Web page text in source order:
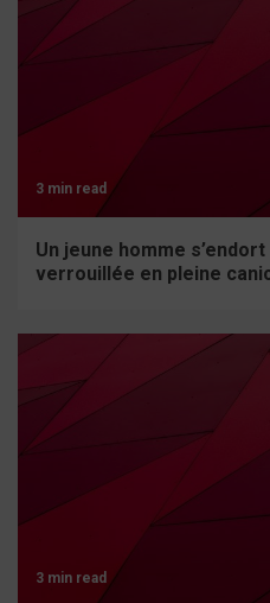
3 min read
Un jeune homme
verrouillée en pleine
3 min read